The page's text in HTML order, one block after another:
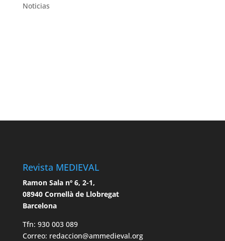
Noticias
Revista MEDIEVAL
Ramon Sala nº 6, 2-1,
08940 Cornellà de Llobregat
Barcelona
Tfn: 930 003 089
Correo: redaccion@ammedieval.org